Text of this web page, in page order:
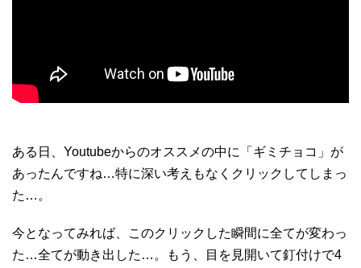
ある日、Youtubeからのオススメの中に「ギミチョコ」が
あったんですね…特に深い考えもなくクリックしてしまっ
た…。
今となってみれば、このクリックした瞬間に全てが変わっ
た…全てが動き出した…。もう、目を見開いて釘付けで4